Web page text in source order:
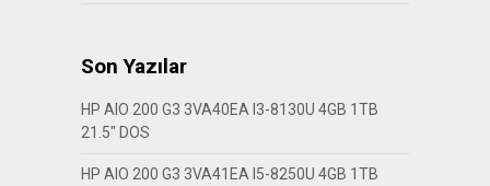
Son Yazılar
HP AIO 200 G3 3VA40EA I3-8130U 4GB 1TB
21.5″ DOS
HP AIO 200 G3 3VA41EA I5-8250U 4GB 1TB